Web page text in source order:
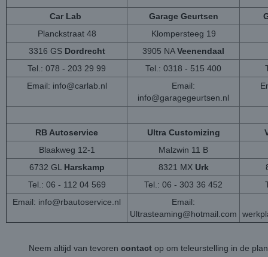
Car Lab Garage Geurtsen
Planckstraat 48
Klompersteeg 19
3316 GS Dordrecht 3905 NAVeenendaal
Tel.: 078 - 203 29 99
Tel.: 0318 - 515 400
Email: info@carlab.nl
Email:
info@garagegeurtsen.nl
RB Autoservice Ultra Customizing
Blaakweg 12-1
Malzwin 11 B
6732 GL Harskamp 8321 MX Urk
Tel.: 06 - 112 04 569
Tel.: 06 - 303 36 452
Email: info@rbautoservice.nl
Email:
Ultrasteaming@hotmail.com
Neem altijd van tevoren contactop om teleurstelling in de